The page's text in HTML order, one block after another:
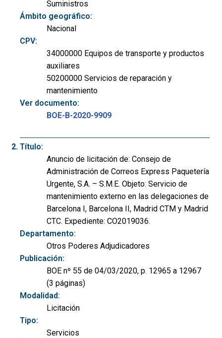
Suministros
Ámbito geográfico:
Nacional
CPV:
34000000 Equipos de transporte y productos
auxiliares
50200000 Servicios de reparación y
mantenimiento
Ver documento:
BOE-B-2020-9909
Título:
Anuncio de licitación de: Consejo de
Administración de Correos Express Paquetería
Urgente, S.A. – S.M.E. Objeto: Servicio de
mantenimiento externo en las delegaciones de
Barcelona I, Barcelona II, Madrid CTM y Madrid
CTC. Expediente: CO2019036.
Departamento:
Otros Poderes Adjudicadores
Publicación:
BOE nº 55 de 04/03/2020, p. 12965 a 12967
(3 páginas)
Modalidad:
Licitación
Tipo:
Servicios